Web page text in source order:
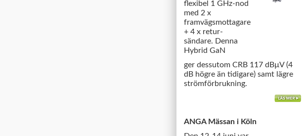
flexibel 1 GHz-nod
med 2 x
framvägsmottagare
+ 4 x retur-
sändare. Denna
Hybrid GaN
ger dessutom CRB 117 dBµV (4
dB högre än tidigare) samt lägre
strömförbrukning.
ANGA Mässan i Köln